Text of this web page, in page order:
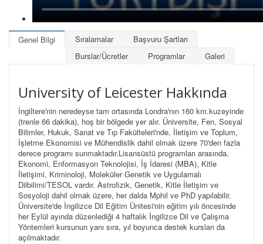
Genel Bilgi Sıralamalar
Başvuru Şartları
Burslar/Ücretler
Programlar Galeri
University of Leicester Hakkında
İngiltere'nin neredeyse tam ortasında Londra'nın 160 km.kuzeyinde
(trenle 66 dakika), hoş bir bölgede yer alır. Üniversite, Fen, Sosyal
Bilimler, Hukuk, Sanat ve Tıp Fakülteleri'nde, İletişim ve Toplum,
İşletme Ekonomisi ve Mühendislik dahil olmak üzere 70'den fazla
derece programı sunmaktadır.Lisansüstü programları arasında,
Ekonomi, Enformasyon Teknolojisi, İş İdaresi (MBA), Kitle
İletişimi, Kriminoloji, Moleküler Genetik ve Uygulamalı
Dilbilimi/TESOL vardır. Astrofizik, Genetik, Kitle İletişim ve
Sosyoloji dahil olmak üzere, her dalda Mphil ve PhD yapılabilir.
Üniversite'de İngilizce Dil Eğitim Ünitesi'nin eğitim yılı öncesinde
her Eylül ayında düzenlediği 4 haftalık İngilizce Dil ve Çalışma
Yöntemleri kursunun yanı sıra, yıl boyunca destek kursları da
açılmaktadır.